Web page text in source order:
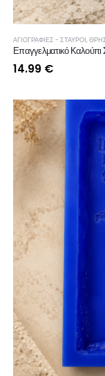
ΑΓΙΟΓΡΑΦΙΕΣ - ΣΤΑΥΡΟΙ,
Επαγγελματικό Καλούπι
14.99 €